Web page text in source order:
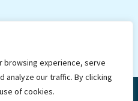
browsing experience, serve
analyze our traffic. By clicking
of cookies.